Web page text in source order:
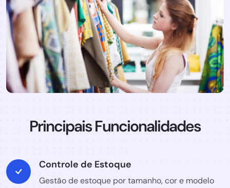
Principais Funcionalidades
Controle de Estoque
Gestão de estoque por tamanho, cor e modelo